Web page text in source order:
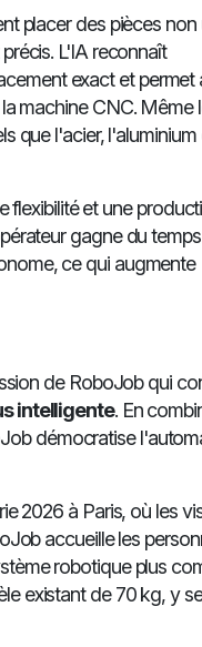
placer des pièces non
L'IA reconnaît
exact et permet
machine CNC. Même
que l'acier, l'aluminium
flexibilité et une
gagne du
ce qui augmente
de RoboJob qui
intelligente. En
démocratise
2026 à Paris, où les
accueille les
robotique plus
existant de 70 kg, y